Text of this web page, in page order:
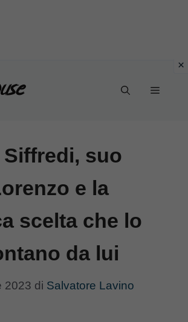
Menu
suo
e la
scelta che lo
da lui
2023 di Salvatore Lavino